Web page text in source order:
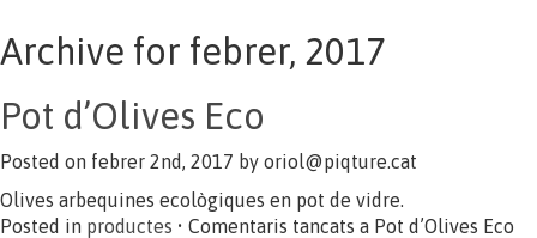
Archive for febrer, 2017
Pot d’Olives Eco
Posted on febrer 2nd, 2017 by oriol@piqture.cat
Olives arbequines ecològiques en pot de vidre.
Posted in productes • Comentaris tancats a Pot d’Olives Eco